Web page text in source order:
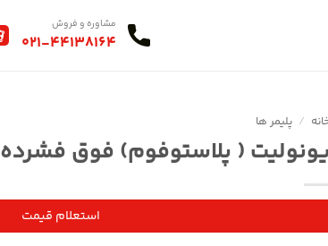
مشاوره و فروش
021-44138164
/ پلیمر ها
یونولیت ( پلاستوفوم) فوق فشرده
استعلام قیمت